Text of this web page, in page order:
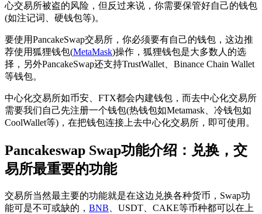
心交易所被盗的风险，但反过来说，你需要保管好自己的钱包
(如注记词、硬钱包等)。
要使用PancakeSwap交易所，你必须要有自己的钱包，这边推
荐使用狐狸钱包(MetaMask)操作，狐狸钱包是大多数人的选
择，另外PancakeSwap还支持TrustWallet、Binance Chain Wallet
等钱包。
中心化交易所如币安、FTX都会内建钱包，而去中心化交易所
需要我们自己先注册一个钱包(热钱包如Metamask、冷钱包如
CoolWallet等)，在把钱包连接上去中心化交易所，即可使用。
Pancakeswap Swap功能介绍：兑换，交
易所最重要的功能
交易所当然最主要的功能就是在这边兑换各种货币，Swap功
能可是不可或缺的， BNB 、USDT、CAKE等币种都可以在上